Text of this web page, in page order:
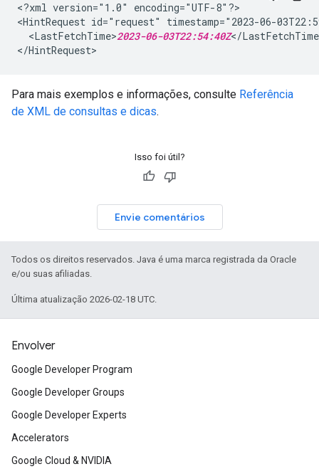
<?xml version="1.0" encoding="UTF-8"?>
<HintRequest id="request" timestamp="2023-06-
  <LastFetchTime>
2023-06-03T22:54:40Z</
Para mais exemplos e informações, consulte Referência
de XML de consultas e dicas.
Isso foi útil?
Envie comentários
Todos os direitos reservados. Java é uma marca registrada da Oracle
e/ou suas afiliadas.
Última atualização 2026-02-18 UTC.
Envolver
Google Developer Program
Google Developer Groups
Google Developer Experts
Accelerators
Google Cloud & NVIDIA